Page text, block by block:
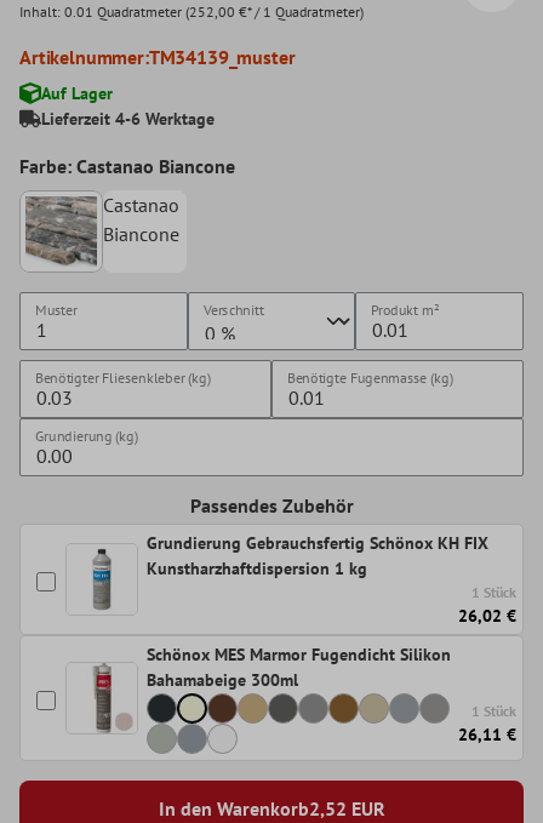
Inhalt: 0.01 Quadratmeter (252,00 €* / 1 Quadratmeter)
Artikelnummer:TM34139_muster
Auf Lager
Lieferzeit 4-6 Werktage
Farbe: Castanao Biancone
Castanao
Biancone
Muster Verschnitt Produkt m²
Benötigter Fliesenkleber (kg) Benötigte Fugenmasse (kg)
Grundierung (kg)
Passendes Zubehör
Grundierung Gebrauchsfertig Schönox KH FIX
Kunstharzhaftdispersion 1 kg
1 Stück
26,02 €
Schönox MES Marmor Fugendicht Silikon
Bahamabeige 300ml
1 Stück
26,11 €
In den Warenkorb2,52 EUR